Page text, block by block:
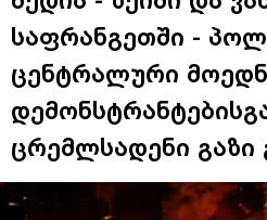
საფრანგეთში -
ცენტრალური
ცრემლსადენი გაზი